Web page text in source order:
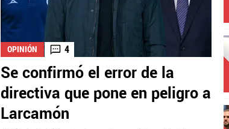
OPINIÓN 4
Se confirmó el error de la
directiva que pone en peligro a
Larcamón